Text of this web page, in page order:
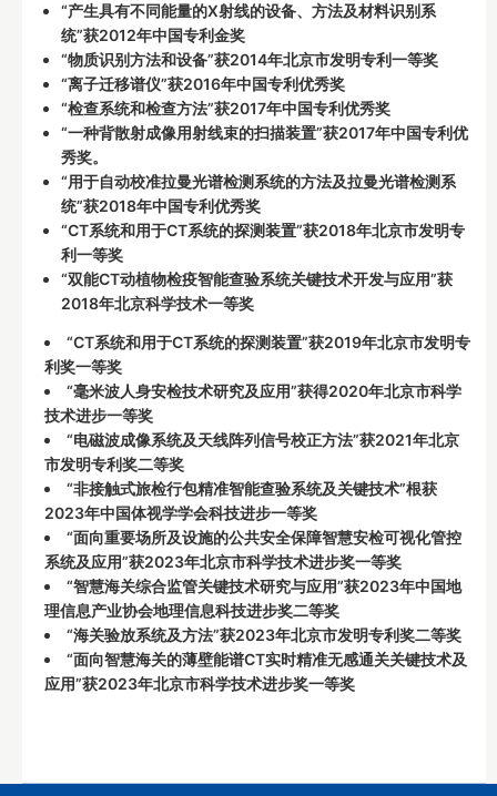
“产生具有不同能量的X射线的设备、方法及材料识别系
统”获2012年中国专利金奖
“物质识别方法和设备”获2014年北京市发明专利一等奖
“离子迁移谱仪”获2016年中国专利优秀奖
“检查系统和检查方法”获2017年中国专利优秀奖
“一种背散射成像用射线束的扫描装置”获2017年中国专利优
秀奖。
“用于自动校准拉曼光谱检测系统的方法及拉曼光谱检测系
统”获2018年中国专利优秀奖
“CT系统和用于CT系统的探测装置”获2018年北京市发明专
利一等奖
“双能CT动植物检疫智能查验系统关键技术开发与应用”获
2018年北京科学技术一等奖
“CT系统和用于CT系统的探测装置”获2019年北京市发明专
利奖一等奖
“毫米波人身安检技术研究及应用”获得2020年北京市科学
技术进步一等奖
“电磁波成像系统及天线阵列信号校正方法”获2021年北京
市发明专利奖二等奖
“非接触式旅检行包精准智能查验系统及关键技术”根获
2023年中国体视学学会科技进步一等奖
“面向重要场所及设施的公共安全保障智慧安检可视化管控
系统及应用”获2023年北京市科学技术进步奖一等奖
“智慧海关综合监管关键技术研究与应用”获2023年中国地
理信息产业协会地理信息科技进步奖二等奖
“海关验放系统及方法”获2023年北京市发明专利奖二等奖
“面向智慧海关的薄壁能谱CT实时精准无感通关关键技术及
应用”获2023年北京市科学技术进步奖一等奖